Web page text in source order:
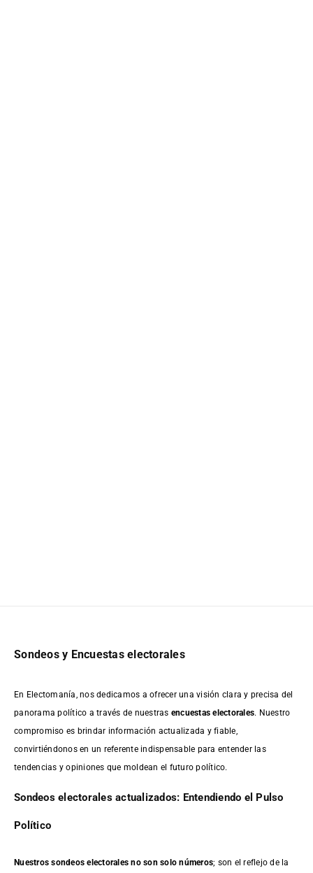
Sondeos y Encuestas electorales
En Electomanía, nos dedicamos a ofrecer una visión clara y precisa del
panorama político a través de nuestras encuestas electorales. Nuestro
compromiso es brindar información actualizada y fiable,
convirtiéndonos en un referente indispensable para entender las
tendencias y opiniones que moldean el futuro político.
Sondeos electorales actualizados: Entendiendo el Pulso
Político
Nuestros sondeos electorales no son solo números; son el reflejo de la